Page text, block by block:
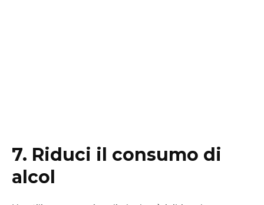
7. Riduci il consumo di
alcol